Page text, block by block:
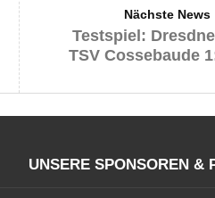
Nächste News
Testspiel:
TSV Cossebaude
UNSERE SPONSOREN &